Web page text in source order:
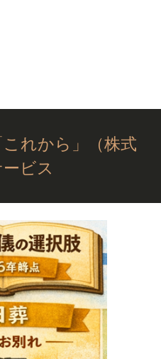
れから」（株式
ビス